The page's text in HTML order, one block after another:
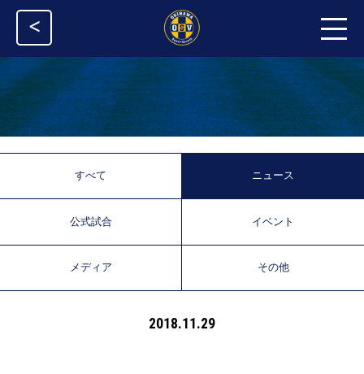
<
すべて ニュース
公式試合 イベント
メディア その他
2018.11.29